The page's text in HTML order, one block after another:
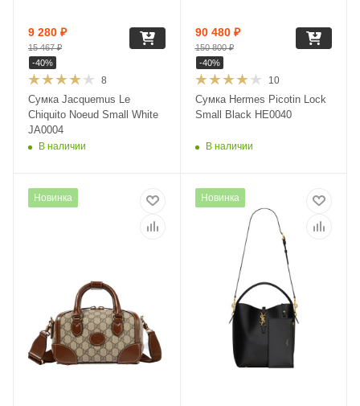
8
Сумка Jacquemus Le
Chiquito Noeud Small White
JA0004
В наличии
9 280 ₽
15 467₽
-40%
10
Сумка Hermes Picotin Lock
Small Black HE0040
В наличии
90 480₽
150 800₽
-40%
Новинка Новинка